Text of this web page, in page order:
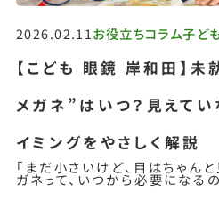
2026.02.11 お役立ちコラム子ど
【こども 眼鏡 岸和田】
メガネ”はいつ？見えて
イミングをやさしく解説
「まだ小さいけど、目はちゃん
ガネって、いつから必要になるの